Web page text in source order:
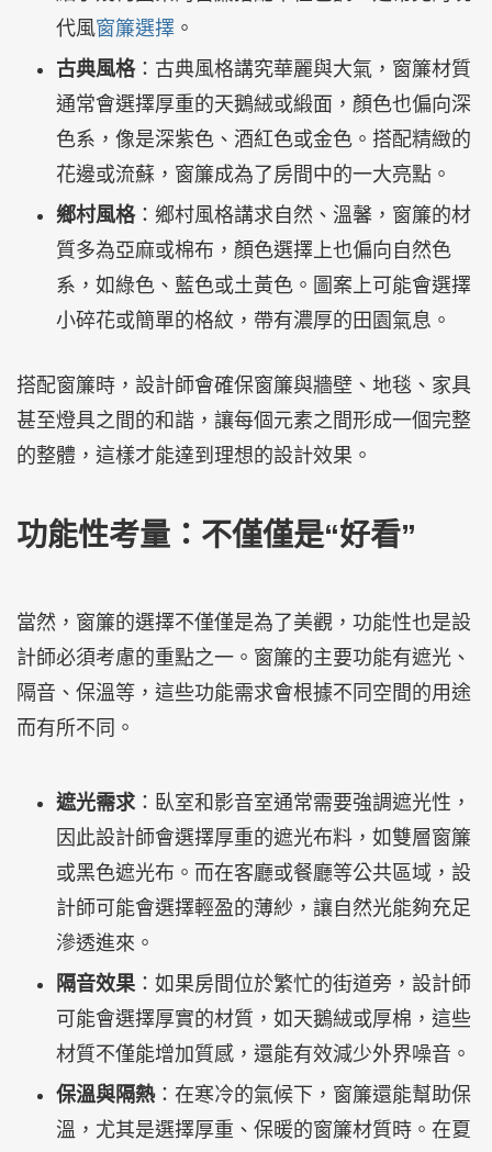
代風窗簾選擇 。
古典風格：古典風格講究華麗與大氣，窗簾材質
通常會選擇厚重的天鵝絨或緞面，顏色也偏向深
色系，像是深紫色、酒紅色或金色。搭配精緻的
花邊或流蘇，窗簾成為了房間中的一大亮點。
鄉村風格：鄉村風格講求自然、溫馨，窗簾的材
質多為亞麻或棉布，顏色選擇上也偏向自然色
系，如綠色、藍色或土黃色。圖案上可能會選擇
小碎花或簡單的格紋，帶有濃厚的田園氣息。
搭配窗簾時，設計師會確保窗簾與牆壁、地毯、家具
甚至燈具之間的和諧，讓每個元素之間形成一個完整
的整體，這樣才能達到理想的設計效果。
功能性考量：不僅僅是“好看”
當然，窗簾的選擇不僅僅是為了美觀，功能性也是設
計師必須考慮的重點之一。窗簾的主要功能有遮光、
隔音、保溫等，這些功能需求會根據不同空間的用途
而有所不同。
遮光需求：臥室和影音室通常需要強調遮光性，
因此設計師會選擇厚重的遮光布料，如雙層窗簾
或黑色遮光布。而在客廳或餐廳等公共區域，設
計師可能會選擇輕盈的薄紗，讓自然光能夠充足
滲透進來。
隔音效果：如果房間位於繁忙的街道旁，設計師
可能會選擇厚實的材質，如天鵝絨或厚棉，這些
材質不僅能增加質感，還能有效減少外界噪音。
保溫與隔熱：在寒冷的氣候下，窗簾還能幫助保
溫，尤其是選擇厚重、保暖的窗簾材質時。在夏